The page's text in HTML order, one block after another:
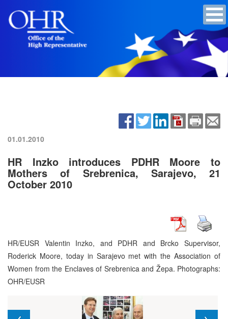
01.01.2010
HR Inzko introduces PDHR Moore to
Mothers of Srebrenica, Sarajevo, 21
October 2010
HR/EUSR Valentin Inzko, and PDHR and Brcko Supervisor,
Roderick Moore, today in Sarajevo met with the Association of
Women from the Enclaves of Srebrenica and Žepa. Photographs:
OHR/EUSR